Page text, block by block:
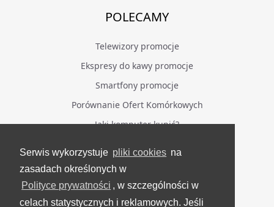
Serwis wykorzystuje pliki cookies na
zasadach określonych w
Polityce prywatności , w szczególności w
celach statystycznych i reklamowych. Jeśli
POLECAMY
Telewizory promocje
Ekspresy do kawy promocje
Smartfony promocje
Porównanie Ofert Komórkowych
Jaki komputer kupić?
BĄDŹ NA BIEŻĄCO
Facebook